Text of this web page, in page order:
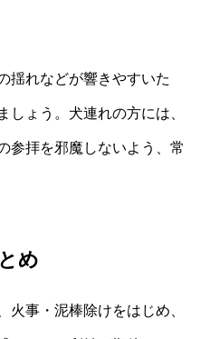
揺れなどが響きやすいた
しょう。犬連れの方には、
参拝を邪魔しないよう、常
め
火事・泥棒除けをはじめ、